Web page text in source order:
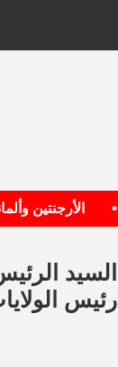
الأرجنتين
السيد
رئيس